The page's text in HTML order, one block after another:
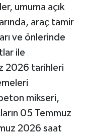
umuma açık
araç tamir
ve önlerinde
ile
2026 tarihleri
mikseri,
05 Temmuz
2026 saat